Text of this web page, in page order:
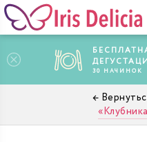
30 НАЧИНОК